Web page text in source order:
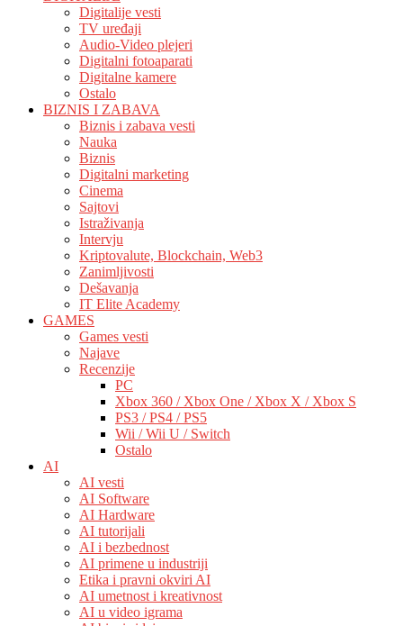
Digitalije vesti
TV uređaji
Audio-Video plejeri
Digitalni fotoaparati
Digitalne kamere
Ostalo
BIZNIS I ZABAVA
Biznis i zabava vesti
Nauka
Biznis
Digitalni marketing
Cinema
Sajtovi
Istraživanja
Intervju
Kriptovalute, Blockchain, Web3
Zanimljivosti
Dešavanja
IT Elite Academy
GAMES
Games vesti
Najave
Recenzije
PC
Xbox 360 / Xbox One / Xbox X / Xbox S
PS3 / PS4 / PS5
Wii / Wii U / Switch
Ostalo
AI
AI vesti
AI Software
AI Hardware
AI tutorijali
AI i bezbednost
AI primene u industriji
Etika i pravni okviri AI
AI umetnost i kreativnost
AI u video igrama